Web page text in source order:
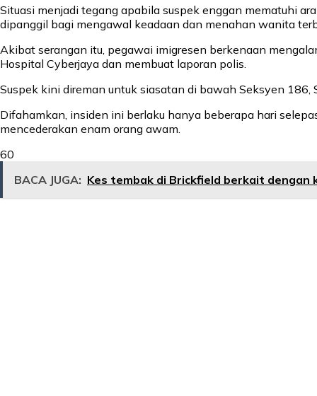
Situasi menjadi tegang apabila suspek enggan mematuhi
dipanggil bagi mengawal keadaan dan menahan wanita
Akibat serangan itu, pegawai imigresen berkenaan
Hospital Cyberjaya dan membuat laporan polis.
Suspek kini direman untuk siasatan di bawah Seksyen
Difahamkan, insiden ini berlaku hanya beberapa hari
mencederakan enam orang awam.
60
BACA JUGA: Kes tembak di Brickfield berkait dengan